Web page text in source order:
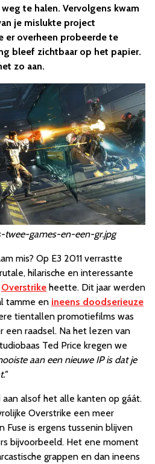
te halen. Vervolgens kwam
je mislukte project
er overheen probeerde te
bleef zichtbaar op het papier.
zo aan.
twee-games-en-een-gr.jpg
mis? Op E3 2011 verrastte
hilarische en interessante
Overstrike heette. Dit jaar werden
tamme en ineens doodserieuze
tientallen promotiefilms was
een raadsel. Na het lezen van
Ted Price kregen we
aan een nieuwe IP is dat je
alsof het alle kanten op gáát.
Overstrike een meer
Fuse is ergens tussenin blijven
bijvoorbeeld. Het ene moment
grappen en dan ineens